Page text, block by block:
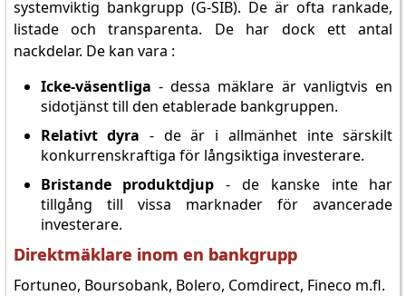
systemviktig bankgrupp (G-SIB). De är ofta rankade,
listade och transparenta. De har dock ett antal
nackdelar. De kan vara :
Icke-väsentliga - dessa mäklare är vanligtvis en
sidotjänst till den etablerade bankgruppen.
Relativt dyra- de är i allmänhet inte särskilt
konkurrenskraftiga för långsiktiga investerare.
Bristande produktdjup - de kanske inte har
tillgång till vissa marknader för avancerade
investerare.
Direktmäklare inom en bankgrupp
Fortuneo, Boursobank, Bolero, Comdirect, Fineco m.fl.